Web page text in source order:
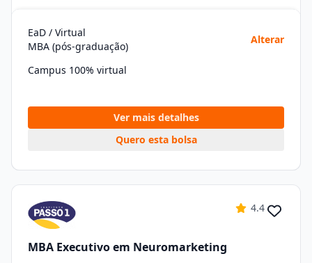
EaD / Virtual
MBA (pós-graduação)
Alterar
Campus 100% virtual
Ver mais detalhes
Quero esta bolsa
4.4
MBA Executivo em Neuromarketing